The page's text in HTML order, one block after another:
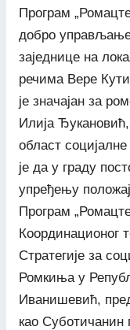
Програм
добро
заједнице на
речима Вере
је значајан за
Илија
област
је да у граду
упређењу
Програм
Координационог
Стратегије за
Ромкиња у
Иванишевић,
као Суботичанин